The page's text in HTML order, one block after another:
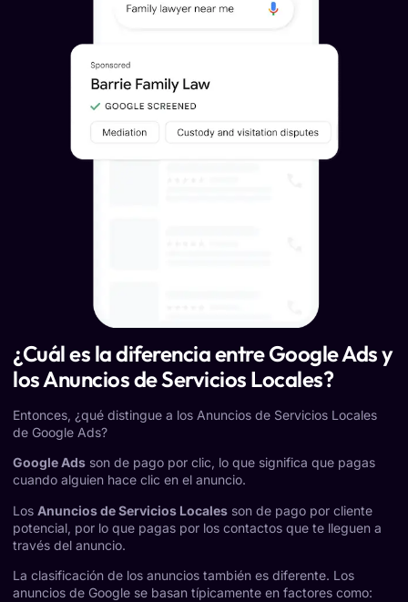
¿Cuál es la diferencia entre Google Ads y
los Anuncios de Servicios Locales?
Entonces, ¿qué distingue a los Anuncios de Servicios Locales
de Google Ads?
Google Ads son de pago por clic, lo que significa que pagas
cuando alguien hace clic en el anuncio.
Los Anuncios de Servicios Locales son de pago por cliente
potencial, por lo que pagas por los contactos que te lleguen a
través del anuncio.
La clasificación de los anuncios también es diferente. Los
anuncios de Google se basan típicamente en factores como: